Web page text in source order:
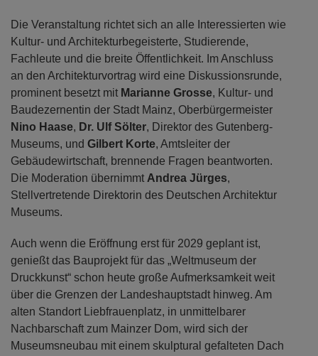
Die Veranstaltung richtet sich an alle Interessierten wie
Kultur- und Architekturbegeisterte, Studierende,
Fachleute und die breite Öffentlichkeit. Im Anschluss
an den Architekturvortrag wird eine Diskussionsrunde,
prominent besetzt mit Marianne Grosse, Kultur- und
Baudezernentin der Stadt Mainz, Oberbürgermeister
Nino Haase, Dr. Ulf Sölter, Direktor des Gutenberg-
Museums, und Gilbert Korte, Amtsleiter der
Gebäudewirtschaft, brennende Fragen beantworten.
Die Moderation übernimmt Andrea Jürges,
Stellvertretende Direktorin des Deutschen Architektur
Museums.
Auch wenn die Eröffnung erst für 2029 geplant ist,
genießt das Bauprojekt für das „Weltmuseum der
Druckkunst“ schon heute große Aufmerksamkeit weit
über die Grenzen der Landeshauptstadt hinweg. Am
alten Standort Liebfrauenplatz, in unmittelbarer
Nachbarschaft zum Mainzer Dom, wird sich der
Museumsneubau mit einem skulptural gefalteten Dach